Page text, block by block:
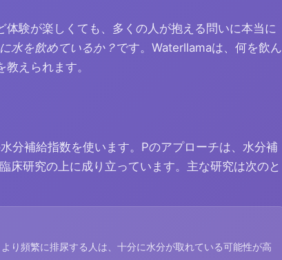
験が楽しくても、多くの人が抱える問いに本当に
水を飲めているか？です。Waterllamaは、何を飲ん
えられます。
分補給指数を使います。Pのアプローチは、水分補
床研究の上に成り立っています。主な研究は次のと
り頻繁に排尿する人は、十分に水分が取れている可能性が高